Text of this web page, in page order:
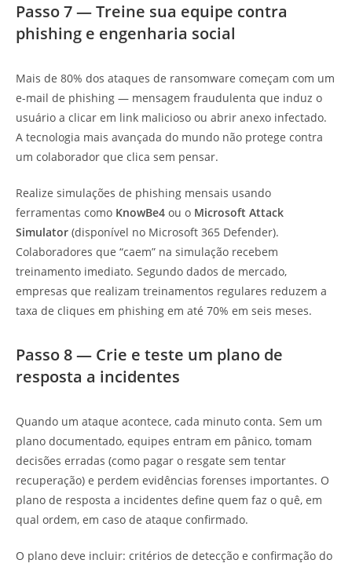
Passo 7 — Treine sua equipe contra
phishing e engenharia social
Mais de 80% dos ataques de ransomware começam com um
e-mail de phishing — mensagem fraudulenta que induz o
usuário a clicar em link malicioso ou abrir anexo infectado.
A tecnologia mais avançada do mundo não protege contra
um colaborador que clica sem pensar.
Realize simulações de phishing mensais usando
ferramentas como KnowBe4 ou o Microsoft Attack
Simulator (disponível no Microsoft 365 Defender).
Colaboradores que “caem” na simulação recebem
treinamento imediato. Segundo dados de mercado,
empresas que realizam treinamentos regulares reduzem a
taxa de cliques em phishing em até 70% em seis meses.
Passo 8 — Crie e teste um plano de
resposta a incidentes
Quando um ataque acontece, cada minuto conta. Sem um
plano documentado, equipes entram em pânico, tomam
decisões erradas (como pagar o resgate sem tentar
recuperação) e perdem evidências forenses importantes. O
plano de resposta a incidentes define quem faz o quê, em
qual ordem, em caso de ataque confirmado.
O plano deve incluir: critérios de detecção e confirmação do